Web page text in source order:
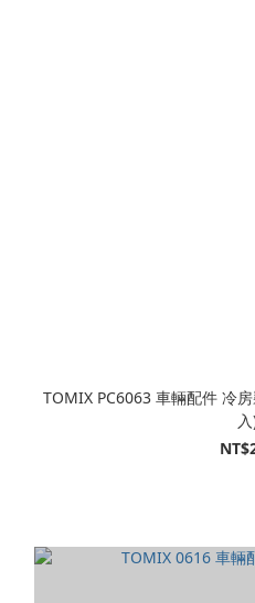
TOMIX PC6063 車輛配件 冷